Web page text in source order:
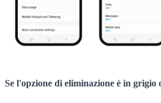
Se l'opzione di eliminazione è in grigio